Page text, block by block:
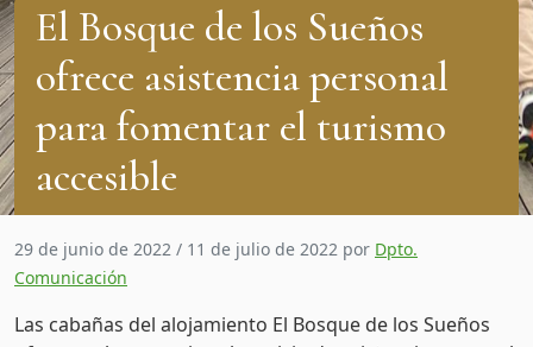
El Bosque de los Sueños
ofrece asistencia personal
para fomentar el turismo
accesible
29 de junio de 2022 / 11 de julio de 2022 por Dpto.
Comunicación
Las cabañas del alojamiento El Bosque de los Sueños